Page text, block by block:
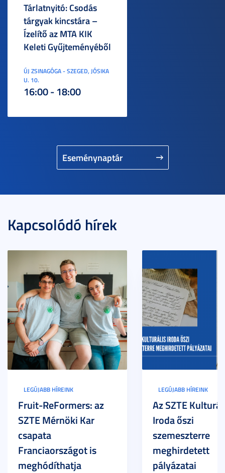
Eseménynaptár
Tárlatnyitó: Csodás
tárgyak kincstára –
Ízelítő az MTA KIK
Keleti Gyűjteményéből
ÚJ ZSINAGÓGA - SZEGED, JÓSIKA
U. 10.
16:00 - 18:00
Kapcsolódó hírek
LEGÚJABB HÍREINK
Fruit-ReFormers: az
SZTE Mérnöki Kar
csapata
Franciaországot is
meghódíthatja
LEGÚJABB HÍREINK
Az SZTE
Iroda őszi
szemeszterre
meghirdetett
pályázatai